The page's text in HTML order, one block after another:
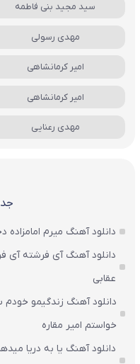
سید مجید بنی فاطمه
مهدی رسولی
امیر کرمانشاهی
امیر کرمانشاهی
مهدی رعنایی
دانلود آهنگ میرم
دانلود آهنگ آی فرشته آی
عقابی
دانلود آهنگ زندگیمو
خواستم امیر مقاره
دانلود آهنگ یا به دریا